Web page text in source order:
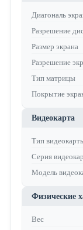
Диагональ
Разрешение
Размер экрана
Разрешение
Тип матрицы
Покрытие
Видеокарта
Тип
Серия
Модель
Физические
Вес